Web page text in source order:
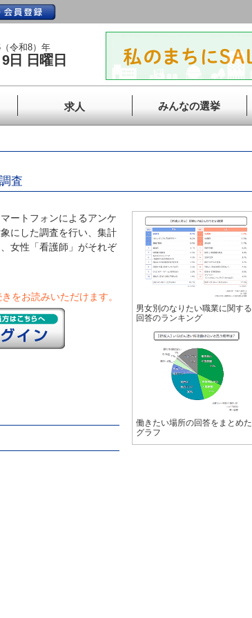
令和8）年
日 日曜日
求人 みんなの選挙
査
ートフォンによるアンケ
にした調査を行い、集計
女性「看護師」がそれぞ
をお読みいただけます。
男女別のなりたい職業に関する
回答のランキング
働きたい場所の回答をまとめた
グラフ